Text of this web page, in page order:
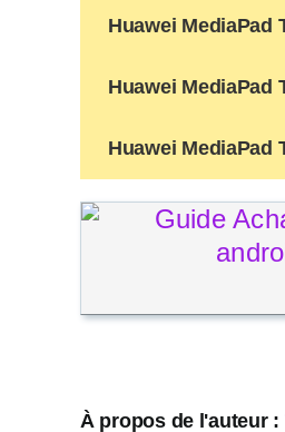
Huawei MediaPad
Huawei MediaPad
Huawei MediaPad
À propos de l'auteur :